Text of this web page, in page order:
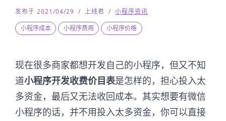
发布于 2021/04/29 / 上线君 / 小程序资讯
小程序成本
小程序费用 小程序价格
现在很多商家都想开发自己的小程序，但又不知
道小程序开发收费价目表是怎样的，担心投入太
多资金，最后又无法收回成本。其实想要有微信
小程序的话，并不用投入太多资金，你可以直接